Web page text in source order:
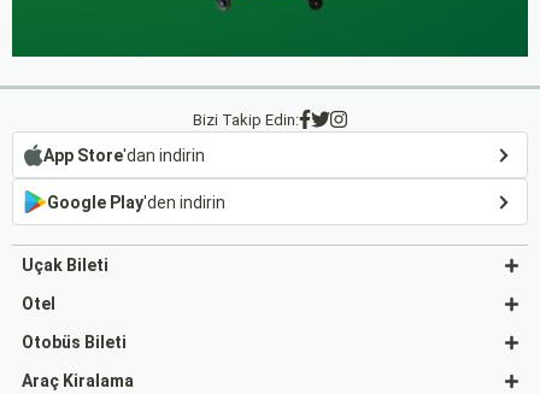
Bizi Takip Edin:
App Store'dan indirin
Google Play'den indirin
Uçak Bileti
Otel
Otobüs Bileti
Araç Kiralama